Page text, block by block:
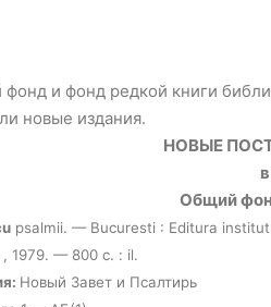
и фонд редкой книги
новые издания.
НОВЫЕ
Общий
psalmii. — Bucuresti : Editura
, 1979. — 800с. : il.
Новый Завет и Псалтирь